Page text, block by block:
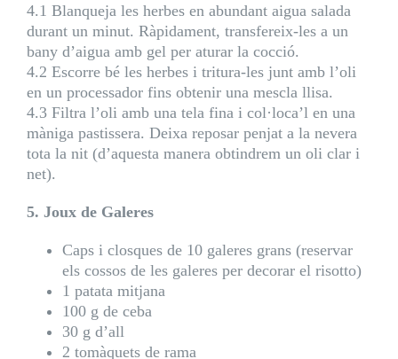
4.1 Blanqueja les herbes en abundant aigua salada
durant un minut. Ràpidament, transfereix-les a un
bany d’aigua amb gel per aturar la cocció.
4.2 Escorre bé les herbes i tritura-les junt amb l’oli
en un processador fins obtenir una mescla llisa.
4.3 Filtra l’oli amb una tela fina i col·loca’l en una
màniga pastissera. Deixa reposar penjat a la nevera
tota la nit (d’aquesta manera obtindrem un oli clar i
net).
5. Joux de Galeres
Caps i closques de 10 galeres grans (reservar
els cossos de les galeres per decorar el risotto)
1 patata mitjana
100 g de ceba
30 g d’all
2 tomàquets de rama